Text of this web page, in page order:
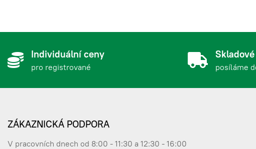
Individuální ceny
pro registrované posíláme
ZÁKAZNICKÁ PODPORA
V pracovních dnech od 8:00 - 11:30 a 12:30 - 16:00